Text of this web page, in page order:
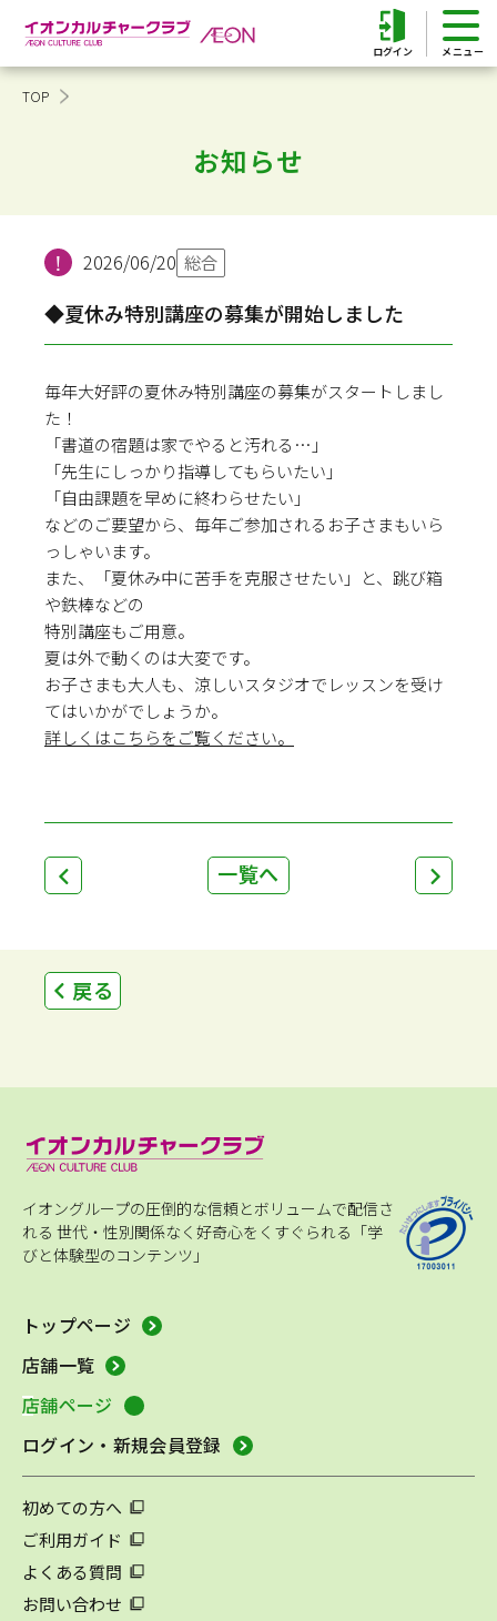
ログイン
TOP
お知らせ
2026/06/20 総合
◆夏休み特別講座の募集が開始しました
毎年大好評の夏休み特別講座の募集がスタートしまし
た！
「書道の宿題は家でやると汚れる…」
「先生にしっかり指導してもらいたい」
「自由課題を早めに終わらせたい」
などのご要望から、毎年ご参加されるお子さまもいら
っしゃいます。
また、「夏休み中に苦手を克服させたい」と、跳び箱
や鉄棒などの
特別講座もご用意。
夏は外で動くのは大変です。
お子さまも大人も、涼しいスタジオでレッスンを受け
てはいかがでしょうか。
詳しくはこちらをご覧ください。
一覧へ
戻る
イオングループの圧倒的な信頼とボリュームで配信さ
れる 世代・性別関係なく好奇心をくすぐられる「学
びと体験型のコンテンツ」
トップページ
店舗一覧
店舗ページ
ログイン・新規会員登録
初めての方へ
ご利用ガイド
よくある質問
お問い合わせ